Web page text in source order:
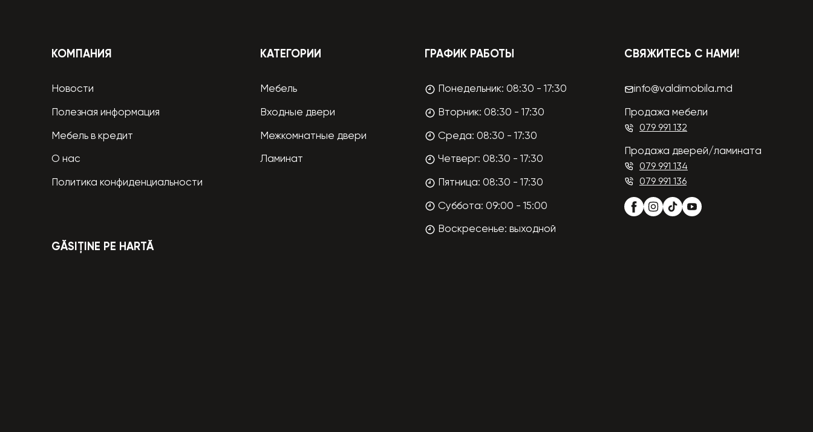
КОМПАНИЯ
Новости
Полезная информация
Мебель в кредит
О нас
Политика конфиденциальности
КАТЕГОРИИ
Мебель
Входные двери
Межкомнатные двери
Ламинат
ГРАФИК РАБОТЫ
Понедельник: 08:30 - 17:30
Вторник: 08:30 - 17:30
Среда: 08:30 - 17:30
Четверг: 08:30 - 17:30
Пятница: 08:30 - 17:30
Суббота: 09:00 - 15:00
Воскресенье: выходной
СВЯЖИТЕСЬ С НАМИ!
info@valdimobila.md
Продажа мебели
079 991 132
Продажа дверей/ламината
079 991 134
079 991 136
GĂSIȚINE PE HARTĂ